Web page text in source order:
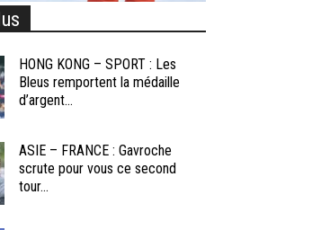
HONG KONG – SPORT : Les
Bleus remportent la médaille
d’argent...
ASIE – FRANCE : Gavroche
scrute pour vous ce second
tour...